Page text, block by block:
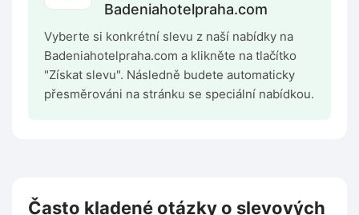
Badeniahotelpraha.com
Vyberte si konkrétní slevu z naší nabídky na
Badeniahotelpraha.com a klikněte na tlačítko
"Získat slevu". Následně budete automaticky
přesměrováni na stránku se speciální nabídkou.
Často kladené otázky o slevových